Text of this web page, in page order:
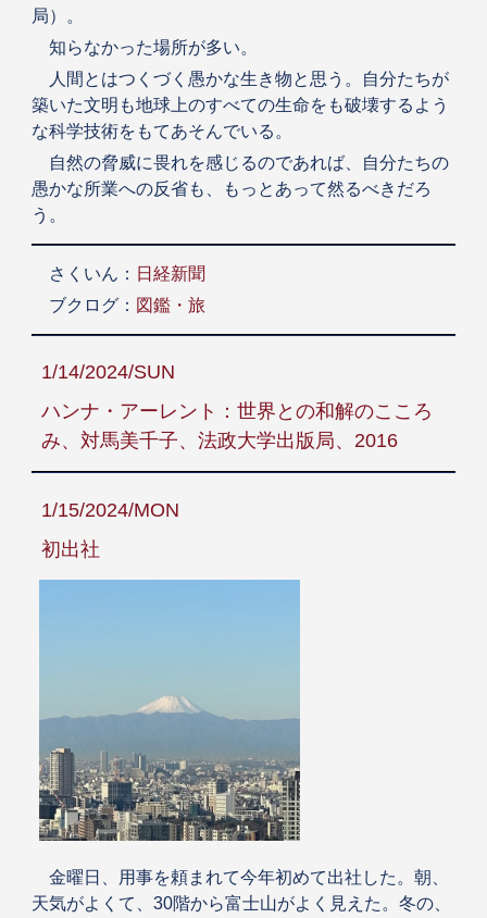
局）。
知らなかった場所が多い。
人間とはつくづく愚かな生き物と思う。自分たちが
築いた文明も地球上のすべての生命をも破壊するよう
な科学技術をもてあそんでいる。
自然の脅威に畏れを感じるのであれば、自分たちの
愚かな所業への反省も、もっとあって然るべきだろ
う。
さくいん： 日経新聞
ブクログ： 図鑑・旅
1/14/2024/SUN
ハンナ・アーレント：世界との和解のこころ
み、対馬美千子、法政大学出版局、2016
1/15/2024/MON
初出社
金曜日、用事を頼まれて今年初めて出社した。朝、
天気がよくて、30階から富士山がよく見えた。冬の、